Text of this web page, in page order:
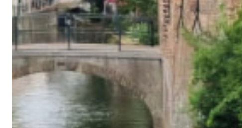
Agenda
Vacatures
Volt Maastricht